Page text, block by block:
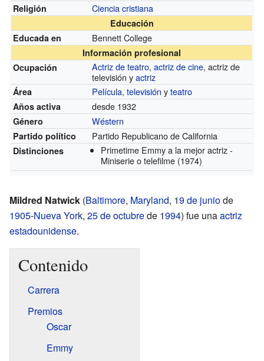
Religión Ciencia cristiana
Educación
Educada en
Bennett College
Información profesional
Ocupación
Actriz de teatro,actriz de cine, actriz de
televisión yactriz
Área Película,televisión yteatro
Años activa desde 1932
Género Wéstern
Partido político Partido Republicano de California
Distinciones
Primetime Emmy a la mejor actriz -
Miniserie o telefilme (1974)
Mildred Natwick (Baltimore, Maryland, 19 de juniode
1905-Nueva York, 25 de octubrede 1994) fue unaactriz
estadounidense.
Contenido
Carrera
Premios
Oscar
Emmy